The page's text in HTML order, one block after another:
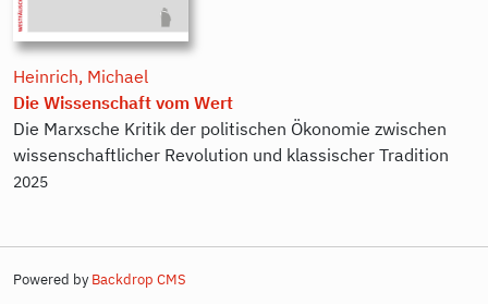
Heinrich, Michael
Die Wissenschaft vom Wert
Die Marxsche Kritik der politischen Ökonomie zwischen
wissenschaftlicher Revolution und klassischer Tradition
2025
Powered by Backdrop CMS